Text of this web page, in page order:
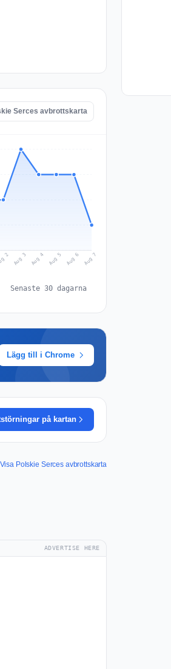
Serces avbrottskarta
2 Aug 3 Aug 4 Aug 5 Aug 6 Aug 7
Senaste 30 dagarna
Lägg till i Chrome
på kartan
Visa Polskie Serces avbrottskarta
ADVERTISE HERE